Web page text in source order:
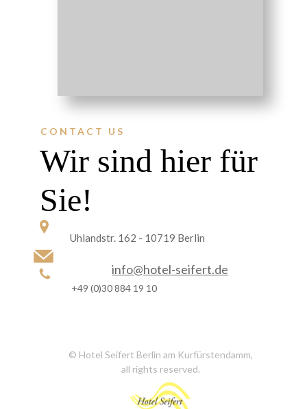
CONTACT US
Wir sind hier für
Sie!
Uhlandstr. 162 - 10719 Berlin
info@hotel-seifert.de
+49 (0)30 884 19 10
© Hotel Seifert Berlin am Kurfürstendamm,
all rights reserved.